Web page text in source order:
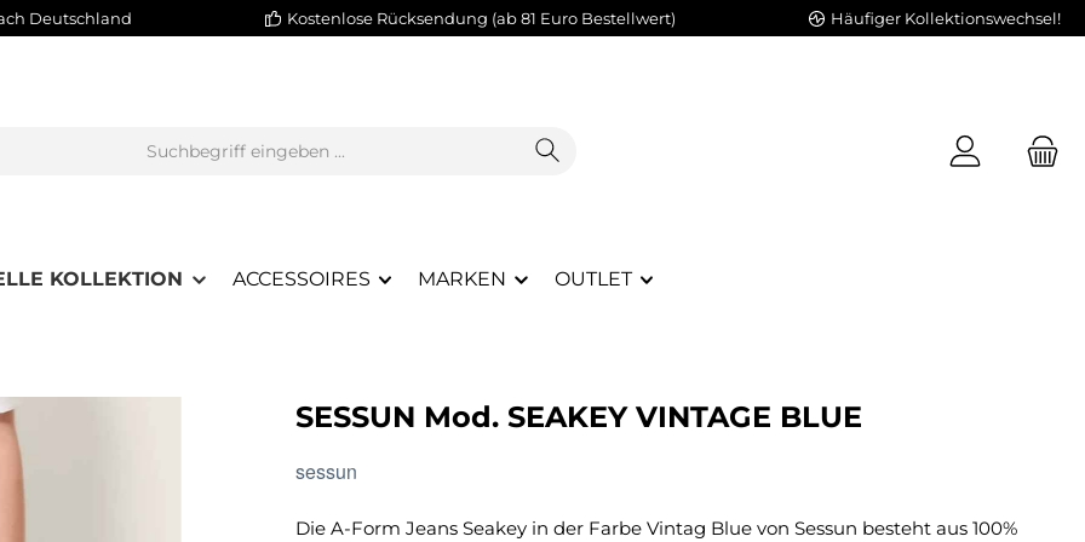
Deutschland Kostenlose Rücksendung (ab 81 Euro Bestellwert) Häufiger Kollektionswechsel!
KOLLEKTION ACCESSOIRES MARKEN OUTLET
SESSUN Mod. SEAKEY VINTAGE BLUE
sessun
Die A-Form Jeans Seakey in der Farbe Vintag Blue von Sessun besteht aus 100%